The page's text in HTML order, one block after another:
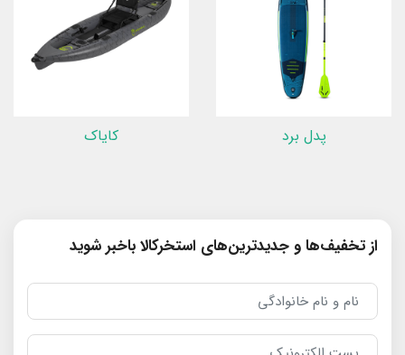
پدل برد کایاک
از تخفیف‌ها و جدیدترین‌های استخرکالا باخبر شوید